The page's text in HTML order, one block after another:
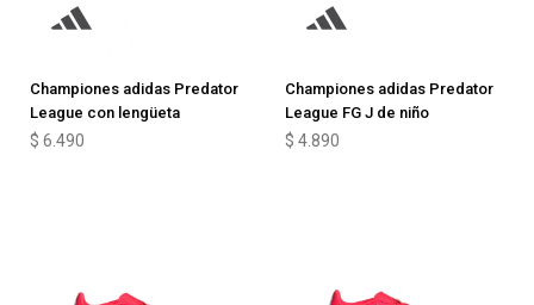
Championes adidas Predator
League con lengüeta
$ 6.490
Championes adidas Predator
League FG J de niño
$ 4.890